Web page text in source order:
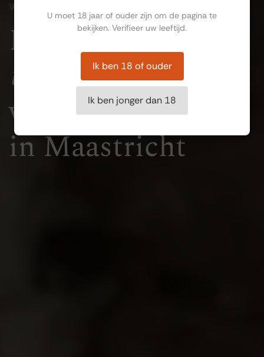
WIJNPROEVERIJ
Een
unieke
wijnproeverij
in Maastricht
U moet 18 jaar of ouder zijn om de pagina te
bekijken. Verifieer uw leeftijd.
Ik ben 18 of ouder
Ik ben jonger dan 18